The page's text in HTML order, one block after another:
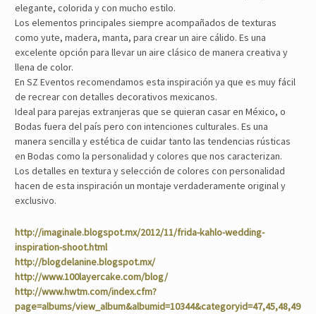
elegante, colorida y con mucho estilo.
Los elementos principales siempre acompañados de texturas
como yute, madera, manta, para crear un aire cálido. Es una
excelente opción para llevar un aire clásico de manera creativa y
llena de color.
En SZ Eventos recomendamos esta inspiración ya que es muy fácil
de recrear con detalles decorativos mexicanos.
Ideal para parejas extranjeras que se quieran casar en México, o
Bodas fuera del país pero con intenciones culturales. Es una
manera sencilla y estética de cuidar tanto las tendencias rústicas
en Bodas como la personalidad y colores que nos caracterizan.
Los detalles en textura y selección de colores con personalidad
hacen de esta inspiración un montaje verdaderamente original y
exclusivo.
http://imaginale.blogspot.mx/2012/11/frida-kahlo-wedding-
inspiration-shoot.html
http://blogdelanine.blogspot.mx/
http://www.100layercake.com/blog/
http://www.hwtm.com/index.cfm?
page=albums/view_album&albumid=10344&categoryid=47,45,48,49